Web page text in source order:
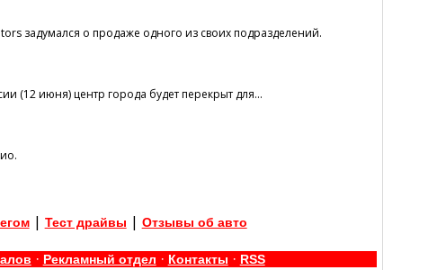
задумался о продаже одного из своих подразделений.
(12 июня) центр города будет перекрыт для...
| Тест драйвы | Отзывы об авто
· Рекламный отдел · Контакты · RSS